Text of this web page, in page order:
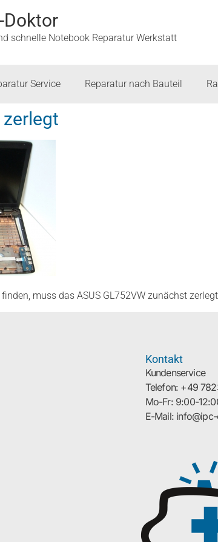
Doktor
schnelle Notebook Reparatur Werkstatt
Service Reparatur nach Bauteil
zerlegt
muss das ASUS GL752VW zunächst
Kontakt
Kundenservice
Telefon: +49
Mo-Fr: 9:00-
E-Mail: